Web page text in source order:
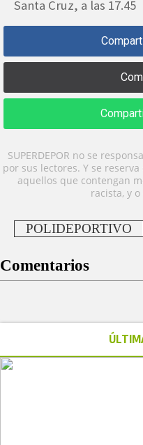
Santa Cruz, a las 17.45
SUPERDEPOR no se
por sus lectores. Y se
aquellos que contengan
racista, y
POLIDEPORTIVO
Comentarios